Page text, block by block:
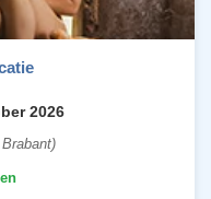
2026